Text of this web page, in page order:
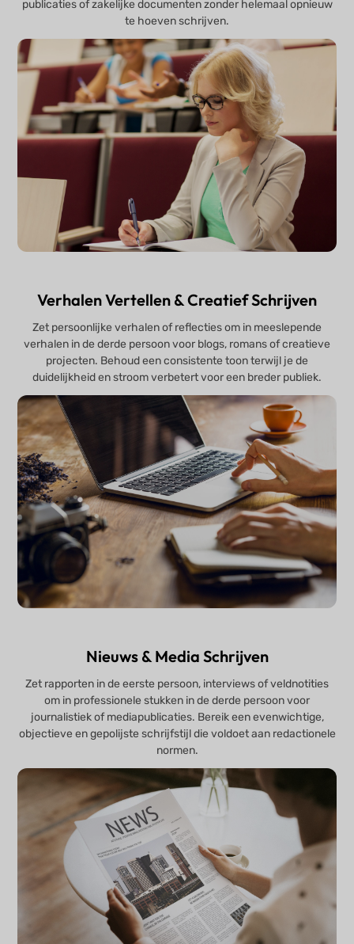
publicaties of zakelijke documenten zonder helemaal opnieuw
te hoeven schrijven.
Verhalen Vertellen & Creatief Schrijven
Zet persoonlijke verhalen of reflecties om in meeslepende
verhalen in de derde persoon voor blogs, romans of creatieve
projecten. Behoud een consistente toon terwijl je de
duidelijkheid en stroom verbetert voor een breder publiek.
Nieuws & Media Schrijven
Zet rapporten in de eerste persoon, interviews of veldnotities
om in professionele stukken in de derde persoon voor
journalistiek of mediapublicaties. Bereik een evenwichtige,
objectieve en gepolijste schrijfstijl die voldoet aan redactionele
normen.